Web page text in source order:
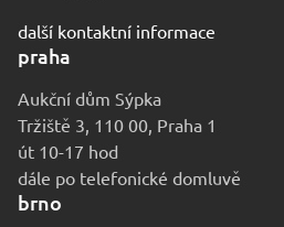
další kontaktní informace
praha
Aukční dům Sýpka
Tržiště 3, 110 00, Praha 1
út 10-17 hod
dále po telefonické domluvě
brno